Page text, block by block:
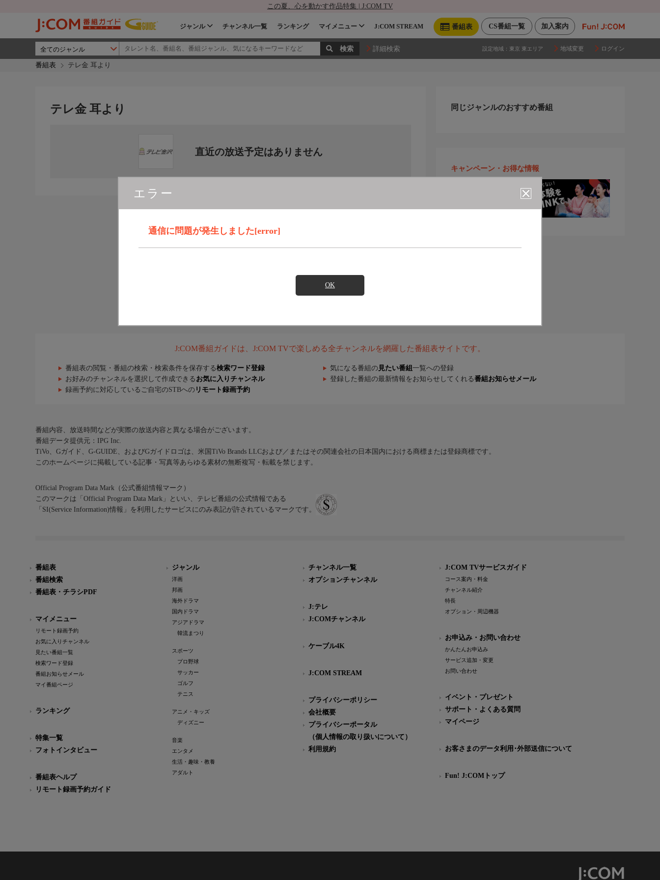
この夏、心を動かす作品特集 | J:COM TV
加入案内
CS番組一覧
番組表
ジャンル チャンネル一覧 ランキング マイメニュー J:COM STREAM
詳細検索 設定地域： 東京 東エリア 地域変更 ログイン
番組表 テレ金 耳より
エラー
通信に問題が発生しました[error]
OK
テレ金 耳より
直近の放送予定はありません
同じジャンルのおすすめ番組
キャンペーン・お得な情報
J:COM番組ガイドは、J:COM TVで楽しめる全チャンネルを網羅した番組表サイトです。
番組表の閲覧・番組の検索・検索条件を保存する検索ワード登録 気になる番組の 見たい番組 一覧への登録
お好みのチャンネルを選択して作成できる お気に入りチャンネル 登録した番組の最新情報をお知らせしてくれる番組お知らせメール
録画予約に対応しているご自宅のSTBへの リモート録画予約
番組内容、放送時間などが実際の放送内容と異なる場合がございます。
番組データ提供元：IPG Inc.
TiVo、Gガイド、G-GUIDE、およびGガイドロゴは、米国TiVo Brands LLCおよび／またはその関連会社の日本国内における商標または登録商標です。
このホームページに掲載している記事・写真等あらゆる素材の無断複写・転載を禁じます。
Official Program Data Mark（公式番組情報マーク）
このマークは「Official Program Data Mark」といい、テレビ番組の公式情報である
「SI(Service Information)情報」を利用したサービスにのみ表記が許されているマークです。
番組表
番組検索
番組表・チラシPDF
マイメニュー
リモート録画予約
お気に入りチャンネル
見たい番組一覧
検索ワード登録
番組お知らせメール
マイ番組ページ
ランキング
特集一覧
フォトインタビュー
番組表ヘルプ
リモート録画予約ガイド
ジャンル
洋画
邦画
海外ドラマ
国内ドラマ
アジアドラマ
韓流まつり
スポーツ
プロ野球
サッカー
ゴルフ
テニス
アニメ・キッズ
ディズニー
音楽
エンタメ
生活・趣味・教養
アダルト
チャンネル一覧
オプションチャンネル
J:テレ
J:COMチャンネル
ケーブル4K
J:COM STREAM
プライバシーポリシー
会社概要
プライバシーポータル
（個人情報の取り扱いについて）
利用規約
J:COM TVサービスガイド
コース案内・料金
チャンネル紹介
特長
オプション・周辺機器
お申込み・お問い合わせ
かんたんお申込み
サービス追加・変更
お問い合わせ
イベント・プレゼント
サポート・よくある質問
マイページ
お客さまのデータ利用･外部送信について
Fun! J:COMトップ